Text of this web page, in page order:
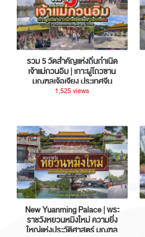
รวม 5 วัดสำคัญแห่งถิ่นกำเนิด
เจ้าแม่กวนอิม | เกาะผู่โถวซาน
มณฑลเจ้อเจียง ประเทศจีน
1,525 views
New Yuanming Palace | พระ
ราชวังหยวนหมิงใหม่ ความยิ่ง
ใหญ่แห่งประวัติศาสตร์ มณฑล